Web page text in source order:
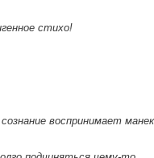
стихо!
воспринимает